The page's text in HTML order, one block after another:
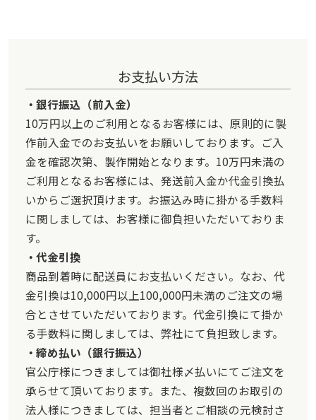
お支払い方法
銀行振込（前入金）
10万円以上のご利用となるお客様には、原則的に製
作前入金でのお支払いをお願いしております。ご入
金を確認次第、製作開始となります。10万円未満の
ご利用となるお客様には、発送前入金か代金引換払
いからご選択頂けます。お振込み時に掛かる手数料
に関しましては、お客様に御負担いただいておりま
す。
代金引換
商品到着時に配送員にお支払いください。なお、代
金引換は10,000円以上100,000円未満のご注文の場
合とさせていただいております。代金引換にて掛か
る手数料に関しましては、弊社にて負担致します。
締め払い（銀行振込）
官公庁様につきましては御社様〆払いにてご注文を
承らせて頂いております。また、複数回のお取引の
法人様につきましては、担当者とご相談の元検討さ